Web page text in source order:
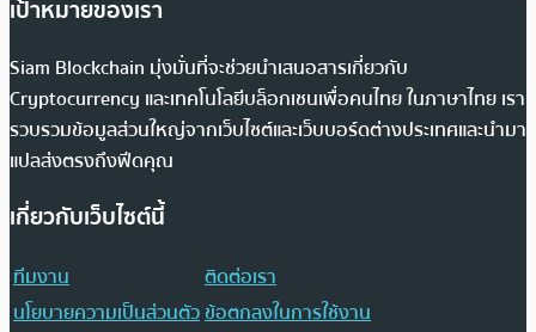
เป้าหมายของเรา
Siam Blockchain มุ่งมั่นที่จะช่วยนำเสนอสารเกี่ยวกับ
Cryptocurrency และเทคโนโลยีบล็อกเชนเพื่อคนไทย ในภาษาไทย เรา
รวบรวมข้อมูลส่วนใหญ่จากเว็บไซต์และเว็บบอร์ดต่างประเทศและนำมา
แปลส่งตรงถึงฟีดคุณ
เกี่ยวกับเว็บไซต์นี้
ทีมงาน
ติดต่อเรา
นโยบายความเป็นส่วนตัวข้อตกลงในการใช้งาน